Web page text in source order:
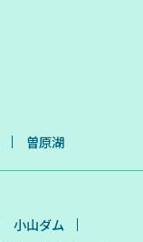
曽原湖
小山ダム